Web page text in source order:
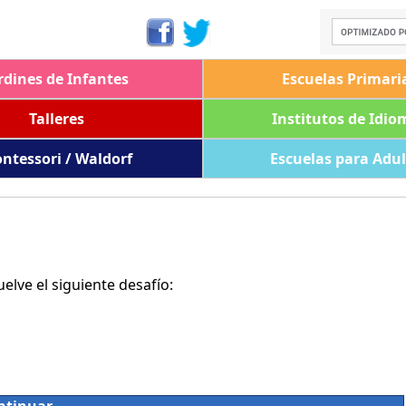
de Infantes Escuelas
Talleres
Institutos de
/ Waldorf
Escuelas para
el siguiente desafío: